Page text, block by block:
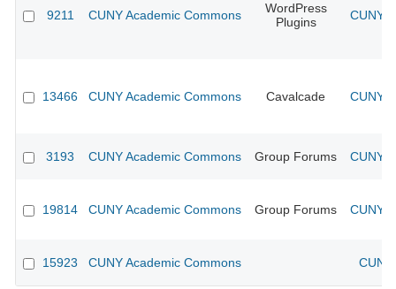
9211 CUNY Academic Commons
WordPress
Plugins
CUNY
13466 CUNY Academic Commons Cavalcade CUNY
3193 CUNY Academic Commons Group Forums CUNY
19814 CUNY Academic Commons Group Forums CUNY
15923 CUNY Academic Commons